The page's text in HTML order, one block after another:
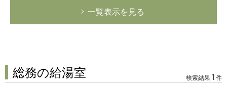
一覧表示を見る
総務の給湯室 検索結果 1 件